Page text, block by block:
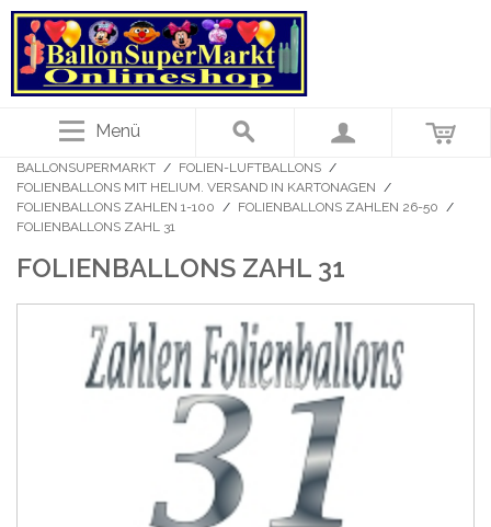
Menü
BALLONSUPERMARKT / FOLIEN-LUFTBALLONS /
FOLIENBALLONS MIT HELIUM. VERSAND IN KARTONAGEN /
FOLIENBALLONS ZAHLEN 1-100 / FOLIENBALLONS ZAHLEN 26-50 /
FOLIENBALLONS ZAHL 31
FOLIENBALLONS ZAHL 31